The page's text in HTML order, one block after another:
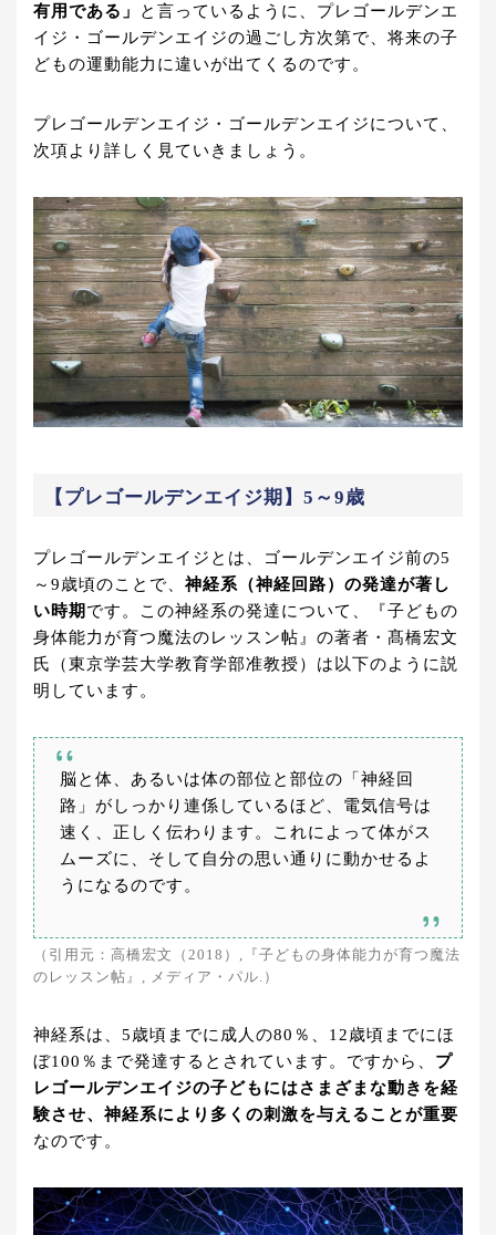
有用である」
と言っているように、プレゴールデンエ
イジ・ゴールデンエイジの過ごし方次第で、将来の子
どもの運動能力に違いが出てくるのです。
プレゴールデンエイジ・ゴールデンエイジについて、
次項より詳しく見ていきましょう。
【プレゴールデンエイジ期】5～9歳
プレゴールデンエイジとは、ゴールデンエイジ前の5
～9歳頃のことで、 神経系（神経回路）の発達が著し
い時期 です。この神経系の発達について、『子どもの
身体能力が育つ魔法のレッスン帖』の著者・髙橋宏文
氏（東京学芸大学教育学部准教授）は以下のように説
明しています。
脳と体、あるいは体の部位と部位の「神経回
路」がしっかり連係しているほど、電気信号は
速く、正しく伝わります。これによって体がス
ムーズに、そして自分の思い通りに動かせるよ
うになるのです。
（引用元：高橋宏文（2018）,『子どもの身体能力が育つ魔法
のレッスン帖』, メディア・パル.）
神経系は、5歳頃までに成人の80％、12歳頃までにほ
ぼ100％まで発達するとされています。ですから、 プ
レゴールデンエイジの子どもにはさまざまな動きを経
験させ、神経系により多くの刺激を与えることが重要
なのです。